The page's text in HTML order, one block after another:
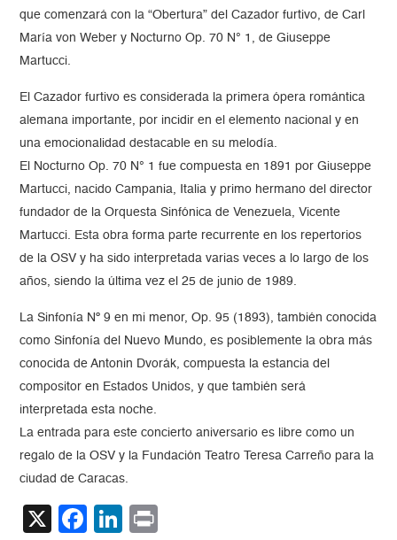
que comenzará con la “Obertura” del Cazador furtivo, de Carl
María von Weber y Nocturno Op. 70 N° 1, de Giuseppe
Martucci.
El Cazador furtivo es considerada la primera ópera romántica
alemana importante, por incidir en el elemento nacional y en
una emocionalidad destacable en su melodía.
El Nocturno Op. 70 N° 1 fue compuesta en 1891 por Giuseppe
Martucci, nacido Campania, Italia y primo hermano del director
fundador de la Orquesta Sinfónica de Venezuela, Vicente
Martucci. Esta obra forma parte recurrente en los repertorios
de la OSV y ha sido interpretada varias veces a lo largo de los
años, siendo la última vez el 25 de junio de 1989.
La Sinfonía Nº 9 en mi menor, Op. 95 (1893), también conocida
como Sinfonía del Nuevo Mundo, es posiblemente la obra más
conocida de Antonin Dvorák, compuesta la estancia del
compositor en Estados Unidos, y que también será
interpretada esta noche.
La entrada para este concierto aniversario es libre como un
regalo de la OSV y la Fundación Teatro Teresa Carreño para la
ciudad de Caracas.
X Facebook
LinkedIn